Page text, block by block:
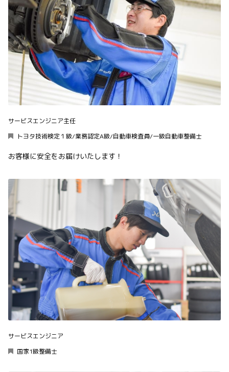
サービスエンジニア主任
トヨタ技術検定１級/業務認定A級/自動車検査員/一級自動車整備士
お客様に安全をお届けいたします！
サービスエンジニア
国家1級整備士